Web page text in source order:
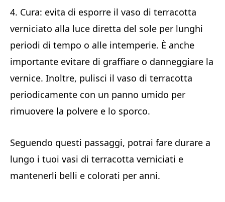
4. Cura: evita di esporre il vaso di terracotta
verniciato alla luce diretta del sole per lunghi
periodi di tempo o alle intemperie. È anche
importante evitare di graffiare o danneggiare la
vernice. Inoltre, pulisci il vaso di terracotta
periodicamente con un panno umido per
rimuovere la polvere e lo sporco.
Seguendo questi passaggi, potrai fare durare a
lungo i tuoi vasi di terracotta verniciati e
mantenerli belli e colorati per anni.